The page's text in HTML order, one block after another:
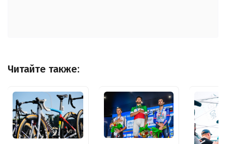
Читайте также: